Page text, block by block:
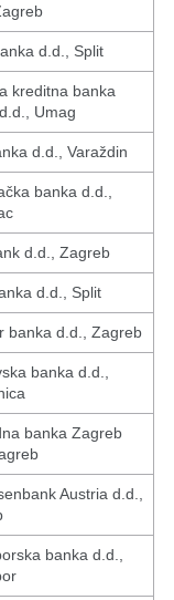
d.d., Split
kreditna banka
Umag
d.d., Varaždin
banka d.d.,
d.d., Zagreb
d.d., Split
banka d.d., Zagreb
banka d.d.,
banka Zagreb
Austria d.d.,
banka d.d.,